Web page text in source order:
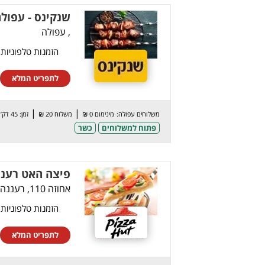
שנקינס -
, עפולה
הזמנות
לתפריט המלא
משלוחים עפולה: מינימום 0 ₪ | משלוח 20 ₪ | זמן: 45 דק’
פתוח למשלוחים כשר
פיצה האט
אחוזה 110, רעננה
הזמנות
לתפריט המלא